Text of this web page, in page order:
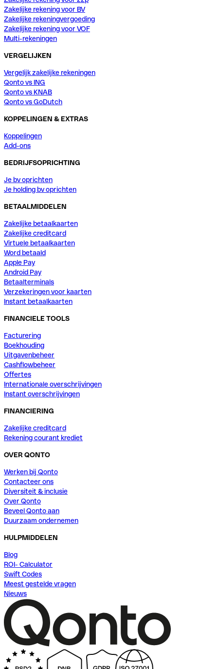
Zakelijke rekening voor BV
Zakelijke rekeningvergoeding
Zakelijke rekening voor VOF
Multi-rekeningen
VERGELIJKEN
Vergelijk zakelijke rekeningen
Qonto vs ING
Qonto vs KNAB
Qonto vs GoDutch
KOPPELINGEN & EXTRAS
Koppelingen
Add-ons
BEDRIJFSOPRICHTING
Je bv oprichten
Je holding bv oprichten
BETAALMIDDELEN
Zakelijke betaalkaarten
Zakelijke creditcard
Virtuele betaalkaarten
Word betaald
Apple Pay
Android Pay
Betaalterminals
Verzekeringen voor kaarten
Instant betaalkaarten
FINANCIELE TOOLS
Facturering
Boekhouding
Uitgavenbeheer
Cashflowbeheer
Offertes
Internationale overschrijvingen
Instant overschrijvingen
FINANCIERING
Zakelijke creditcard
Rekening courant krediet
OVER QONTO
Werken bij Qonto
Contacteer ons
Diversiteit & inclusie
Over Qonto
Beveel Qonto aan
Duurzaam ondernemen
HULPMIDDELEN
Blog
ROI- Calculator
Swift Codes
Meest gestelde vragen
Nieuws